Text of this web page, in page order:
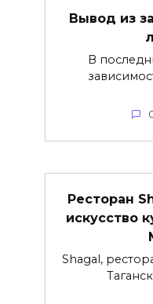
Вывод из
В
Ресторан
искусство
Shagal,